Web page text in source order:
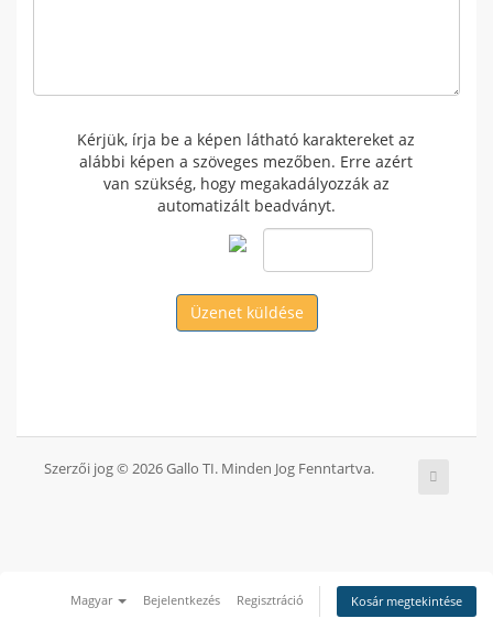
Kérjük, írja be a képen látható karaktereket az
alábbi képen a szöveges mezőben. Erre azért
van szükség, hogy megakadályozzák az
automatizált beadványt.
Üzenet küldése
Szerzői jog © 2026 Gallo TI. Minden Jog Fenntartva.
Magyar Bejelentkezés Regisztráció Kosár megtekintése